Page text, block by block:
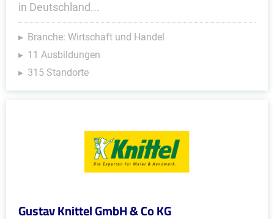
in Deutschland...
Branche: Wirtschaft und Handel
11 Ausbildungen
315 Standorte
Gustav Knittel GmbH & Co KG